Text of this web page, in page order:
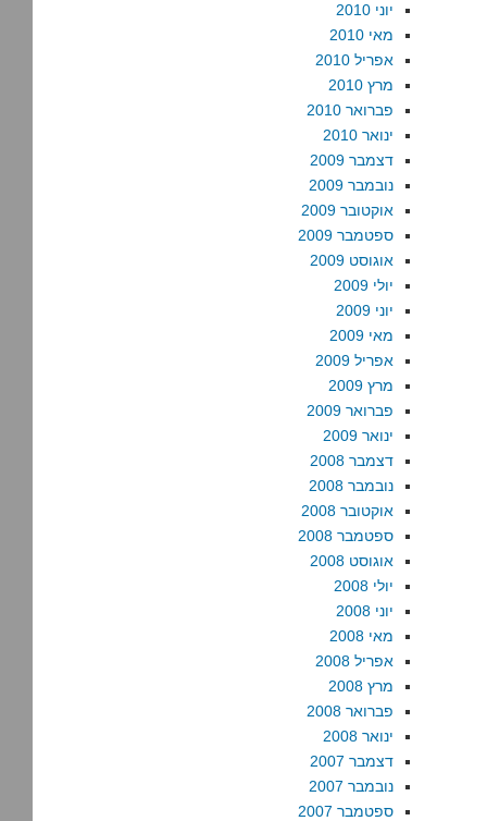
יוני 2010
מאי 2010
אפריל 2010
מרץ 2010
פברואר 2010
ינואר 2010
דצמבר 2009
נובמבר 2009
אוקטובר 2009
ספטמבר 2009
אוגוסט 2009
יולי 2009
יוני 2009
מאי 2009
אפריל 2009
מרץ 2009
פברואר 2009
ינואר 2009
דצמבר 2008
נובמבר 2008
אוקטובר 2008
ספטמבר 2008
אוגוסט 2008
יולי 2008
יוני 2008
מאי 2008
אפריל 2008
מרץ 2008
פברואר 2008
ינואר 2008
דצמבר 2007
נובמבר 2007
ספטמבר 2007